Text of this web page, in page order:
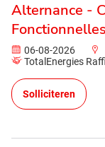
Alternance -
06-08-2026
TotalEnergies
Solliciteren